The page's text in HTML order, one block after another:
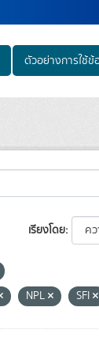
ตัวอย่างการใช้ข้
เรียงโดย
NPL SFI